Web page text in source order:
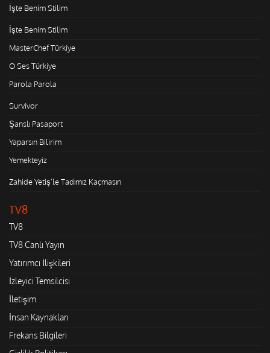
İşte Benim Stilim
İşte Benim Stilim
MasterChef Türkiye
O Ses Türkiye
Parola Parola
Survivor
Şanslı Pasaport
Yaparsın Bilirim
Yemekteyiz
Zahide Yetiş'le Tadımız Kaçmasın
TV8
TV8
TV8 Canlı Yayın
Yatırımcı İlişkileri
İzleyici Temsilcisi
İletişim
İnsan Kaynakları
Frekans Bilgileri